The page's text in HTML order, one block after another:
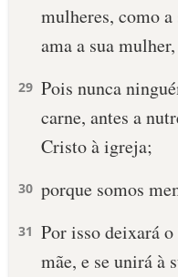
mulheres, como
ama a sua
29 Pois nunca
carne, antes a
Cristo à igreja;
30 porque somos
31 Por isso deixará
mãe, e se unirá à